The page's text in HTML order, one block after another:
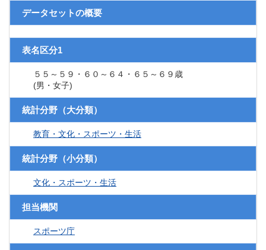
データセットの概要
表名区分1
５５～５９・６０～６４・６５～６９歳
(男・女子)
統計分野（大分類）
教育・文化・スポーツ・生活
統計分野（小分類）
文化・スポーツ・生活
担当機関
スポーツ庁